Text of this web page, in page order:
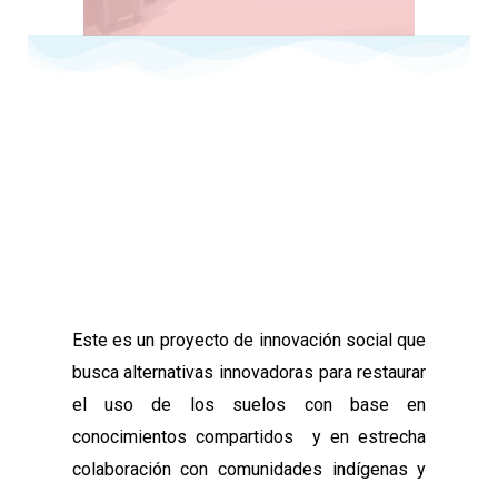
Este es un proyecto de innovación social que
busca alternativas innovadoras para restaurar
el uso de los suelos con base en
conocimientos compartidos y en estrecha
colaboración con comunidades indígenas y